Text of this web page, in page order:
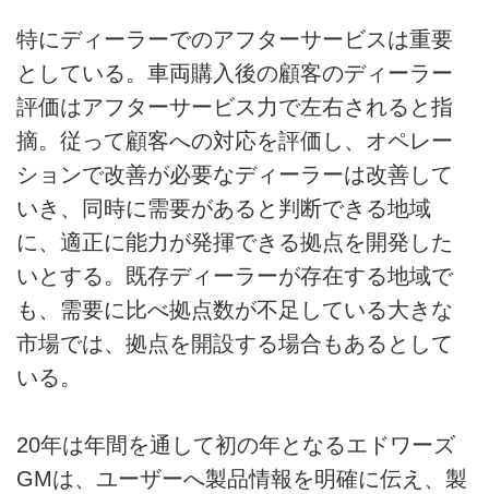
特にディーラーでのアフターサービスは重要
としている。車両購入後の顧客のディーラー
評価はアフターサービス力で左右されると指
摘。従って顧客への対応を評価し、オペレー
ションで改善が必要なディーラーは改善して
いき、同時に需要があると判断できる地域
に、適正に能力が発揮できる拠点を開発した
いとする。既存ディーラーが存在する地域で
も、需要に比べ拠点数が不足している大きな
市場では、拠点を開設する場合もあるとして
いる。
20年は年間を通して初の年となるエドワーズ
GMは、ユーザーへ製品情報を明確に伝え、製